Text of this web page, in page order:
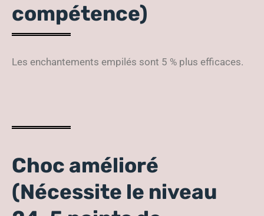
compétence)
Les enchantements empilés sont 5 % plus efficaces.
Choc amélioré
(Nécessite le niveau